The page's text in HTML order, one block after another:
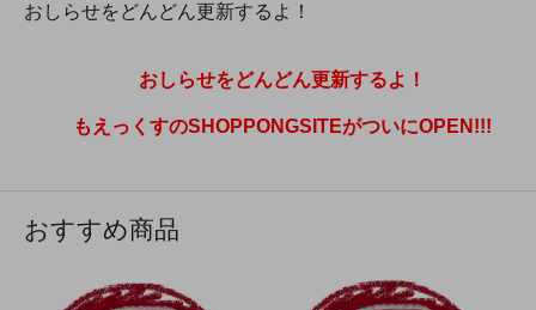
おしらせをどんどん更新するよ！
おしらせをどんどん更新するよ！
もえっくすのSHOPPONGSITEがついにOPEN!!!
おすすめ商品